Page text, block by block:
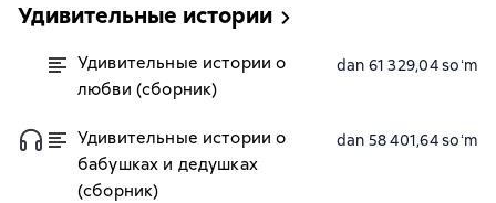
Удивительные истории
Удивительные истории о
любви (сборник)
dan 61 329,04 soʻm
Удивительные истории о
бабушках и дедушках
(сборник)
dan 58 401,64 soʻm